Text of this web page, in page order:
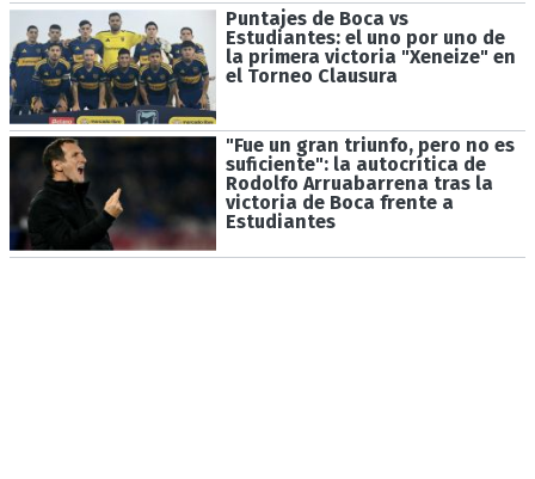
Puntajes de Boca vs
Estudiantes: el uno por uno de
la primera victoria "Xeneize" en
el Torneo Clausura
"Fue un gran triunfo, pero no es
suficiente": la autocrítica de
Rodolfo Arruabarrena tras la
victoria de Boca frente a
Estudiantes